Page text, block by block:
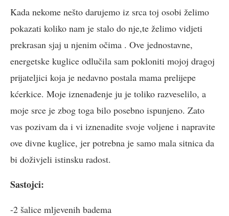
Kada nekome nešto darujemo iz srca toj osobi želimo
pokazati koliko nam je stalo do nje,te želimo vidjeti
prekrasan sjaj u njenim očima . Ove jednostavne,
energetske kuglice odlučila sam pokloniti mojoj dragoj
prijateljici koja je nedavno postala mama prelijepe
kćerkice. Moje iznenađenje ju je toliko razveselilo, a
moje srce je zbog toga bilo posebno ispunjeno. Zato
vas pozivam da i vi iznenadite svoje voljene i napravite
ove divne kuglice, jer potrebna je samo mala sitnica da
bi doživjeli istinsku radost.
Sastojci:
-2 šalice mljevenih badema